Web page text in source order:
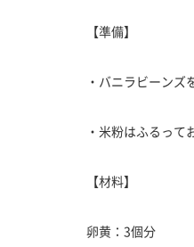
【準備】
・バニラビーンズ
・米粉はふるって
【材料】
卵黄：3個分